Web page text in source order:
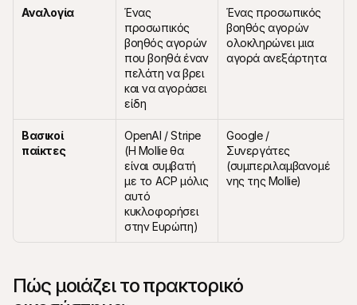
Αναλογία
Ένας
προσωπικός
βοηθός αγορών
που βοηθά έναν
πελάτη να βρει
και να αγοράσει
είδη
Ένας προσωπικός
βοηθός αγορών
ολοκληρώνει μια
αγορά ανεξάρτητα
Βασικοί
παίκτες
OpenAI / Stripe
(Η Mollie θα
είναι συμβατή
με το ACP μόλις
αυτό
κυκλοφορήσει
στην Ευρώπη)
Google /
Συνεργάτες
(συμπεριλαμβανομέ
νης της Mollie)
Πώς μοιάζει το πρακτορικό